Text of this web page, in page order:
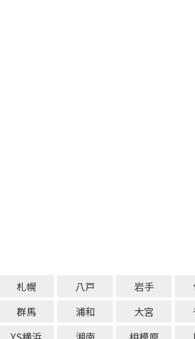
札幌 八戸 岩手
群馬 浦和 大宮